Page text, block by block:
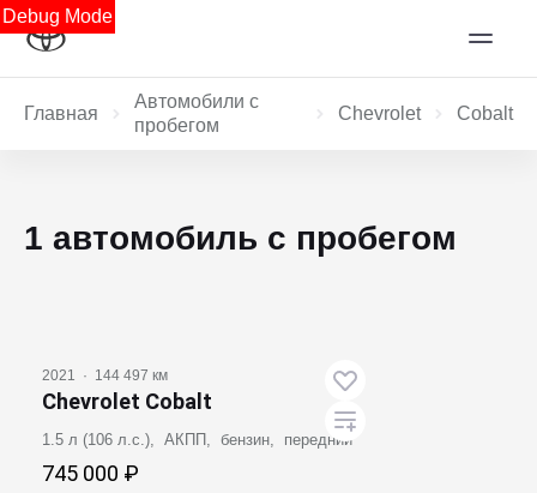
Debug Mode
Главная
Автомобили с
пробегом
Chevrolet Cobalt
1 автомобиль с пробегом
2021 · 144 497 км
Chevrolet Cobalt
1.5 л (106 л.с.), АКПП, бензин, передний
745 000 ₽